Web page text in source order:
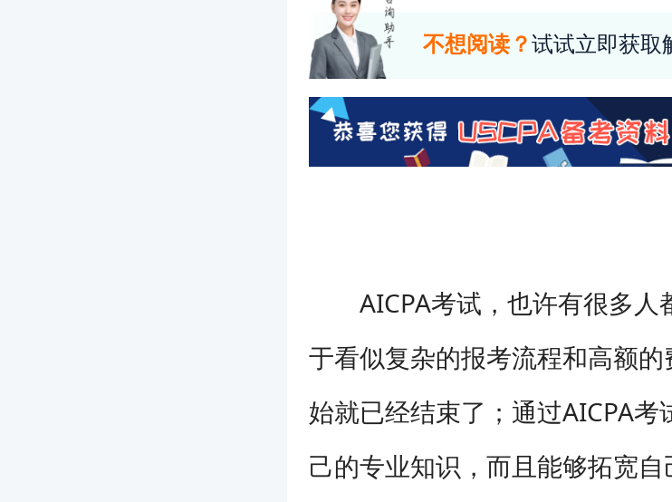
不想阅读？试试立即获取
AICPA考试，也许有很多人
于看似复杂的报考流程和高额
始就已经结束了；通过AICPA考
己的专业知识，而且能够拓宽